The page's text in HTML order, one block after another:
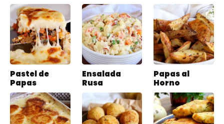
Pastel de
Papas
Ensalada
Rusa
Papas al
Horno